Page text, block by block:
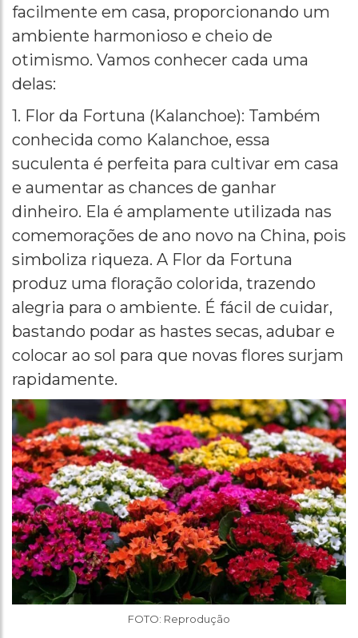
facilmente em casa, proporcionando um
ambiente harmonioso e cheio de
otimismo. Vamos conhecer cada uma
delas:
1. Flor da Fortuna (Kalanchoe): Também
conhecida como Kalanchoe, essa
suculenta é perfeita para cultivar em casa
e aumentar as chances de ganhar
dinheiro. Ela é amplamente utilizada nas
comemorações de ano novo na China, pois
simboliza riqueza. A Flor da Fortuna
produz uma floração colorida, trazendo
alegria para o ambiente. É fácil de cuidar,
bastando podar as hastes secas, adubar e
colocar ao sol para que novas flores surjam
rapidamente.
FOTO: Reprodução